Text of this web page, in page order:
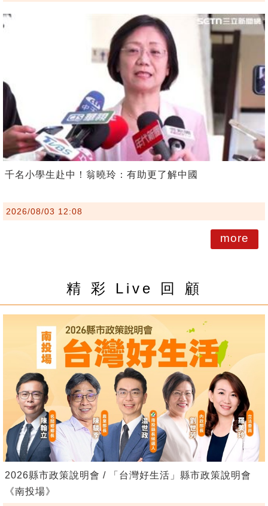
千名小學生赴中！翁曉玲：有助更了解中國
2026/08/03 12:08
more
精 彩 Live 回 顧
2026縣市政策說明會 / 「台灣好生活」縣市政策說明會
《南投場》